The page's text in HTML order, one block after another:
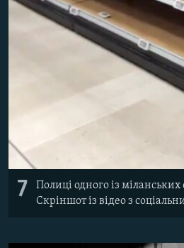
7
Полиці одного із міланських
Скріншот із відео з